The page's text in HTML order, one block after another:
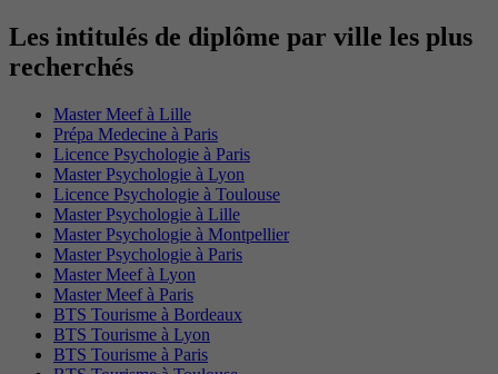
Les intitulés de diplôme par ville les plus
recherchés
Master Meef à Lille
Prépa Medecine à Paris
Licence Psychologie à Paris
Master Psychologie à Lyon
Licence Psychologie à Toulouse
Master Psychologie à Lille
Master Psychologie à Montpellier
Master Psychologie à Paris
Master Meef à Lyon
Master Meef à Paris
BTS Tourisme à Bordeaux
BTS Tourisme à Lyon
BTS Tourisme à Paris